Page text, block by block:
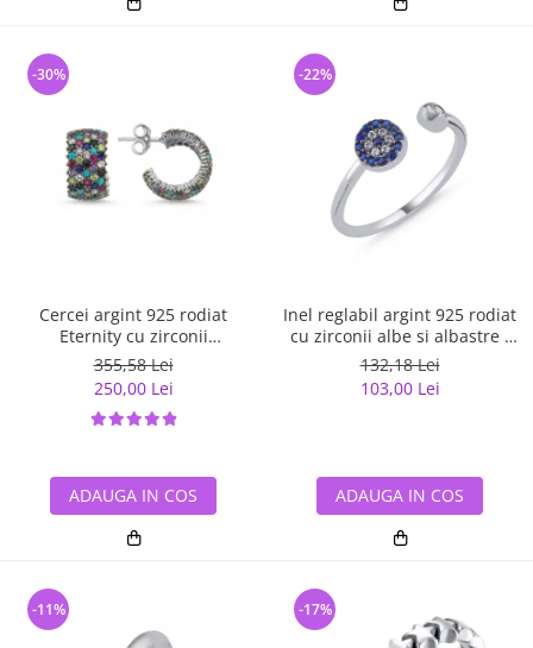
Cercei argint 925 rodiat
Eternity cu zirconii
multicolore ETU0036
355,58 Lei
250,00 Lei
-30%
ADAUGA IN COS
Inel reglabil argint 925 rodiat
cu zirconii albe si albastre -
Be Elegant ITU0109
132,18 Lei
103,00 Lei
-22%
ADAUGA IN COS
-11% -17%